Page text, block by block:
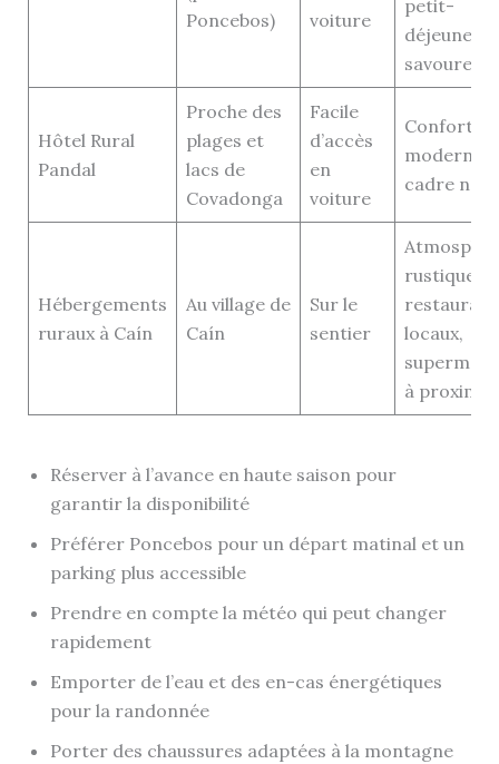
Poncebos)
voiture
petit-
déjeuner
savoureux
Hôtel Rural
Pandal
Proche des
plages et
lacs de
Covadonga
Facile
d’accès
en
voiture
Confort
moderne,
cadre
Hébergements
ruraux à Caín
Au village de
Caín
Sur le
sentier
rustique,
locaux,
à
Réserver à l’avance en haute saison pour
garantir la disponibilité
Préférer Poncebos pour un départ matinal et un
parking plus accessible
Prendre en compte la météo qui peut changer
rapidement
Emporter de l’eau et des en-cas énergétiques
pour la randonnée
Porter des chaussures adaptées à la montagne